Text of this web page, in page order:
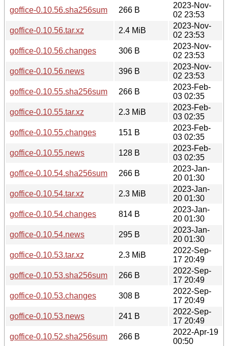
goffice-0.10.56.sha256sum
266 B
2023-Nov-
02 23:53
goffice-0.10.56.tar.xz
2.4 MiB
2023-Nov-
02 23:53
goffice-0.10.56.changes
306 B
2023-Nov-
02 23:53
goffice-0.10.56.news
396 B
2023-Nov-
02 23:53
goffice-0.10.55.sha256sum
266 B
2023-Feb-
03 02:35
goffice-0.10.55.tar.xz
2.3 MiB
2023-Feb-
03 02:35
goffice-0.10.55.changes
151 B
2023-Feb-
03 02:35
goffice-0.10.55.news
128 B
2023-Feb-
03 02:35
goffice-0.10.54.sha256sum
266 B
2023-Jan-
20 01:30
goffice-0.10.54.tar.xz
2.3 MiB
2023-Jan-
20 01:30
goffice-0.10.54.changes
814 B
2023-Jan-
20 01:30
goffice-0.10.54.news
295 B
2023-Jan-
20 01:30
goffice-0.10.53.tar.xz
2.3 MiB
2022-Sep-
17 20:49
goffice-0.10.53.sha256sum
266 B
2022-Sep-
17 20:49
goffice-0.10.53.changes
308 B
2022-Sep-
17 20:49
goffice-0.10.53.news
241 B
2022-Sep-
17 20:49
goffice-0.10.52.sha256sum
266 B
2022-Apr-19
00:50